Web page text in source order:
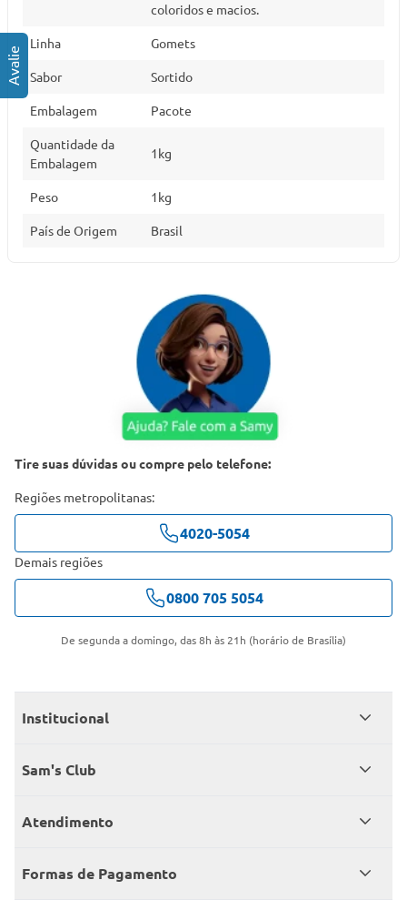
coloridos e macios.
Linha Gomets
Sabor Sortido
Embalagem Pacote
Quantidade da
Embalagem
1kg
Peso 1kg
País de Origem Brasil
Tire suas dúvidas ou compre pelo telefone:
Regiões metropolitanas:
4020-5054
Demais regiões
0800 705 5054
De segunda a domingo, das 8h às 21h (horário de Brasília)
Institucional
Quem somos
Encontre um Clube
Sam's Club
Seja sócio
Member’s Mark
Atendimento
Fale conosco
Formas de Pagamento